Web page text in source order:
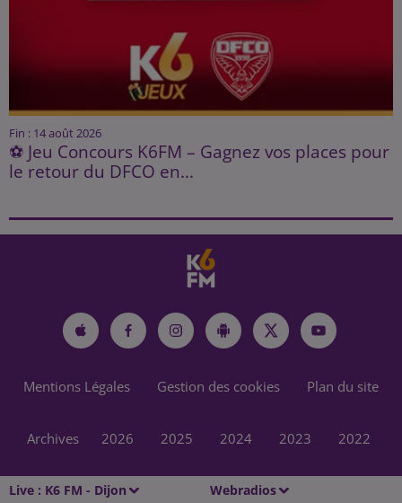
Live : K6 FM - Dijon Webradios
Fin : 14 août 2026
⚽ Jeu Concours K6FM – Gagnez vos places pour
le retour du DFCO en...
Mentions Légales Gestion des cookies Plan du site
Archives 2026 2025 2024 2023 2022